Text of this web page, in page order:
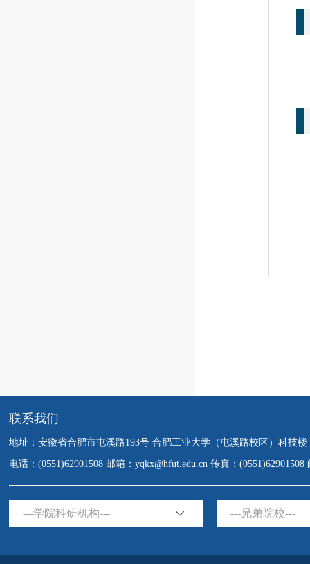
联系我们
地址：安徽省合肥市屯溪路193号 合肥工业大学（屯溪路校区）科技楼
电话：(0551)62901508 邮箱：yqkx@hfut.edu.cn 传真：(0551)62901508
---学院科研机构--- ---兄弟院校---